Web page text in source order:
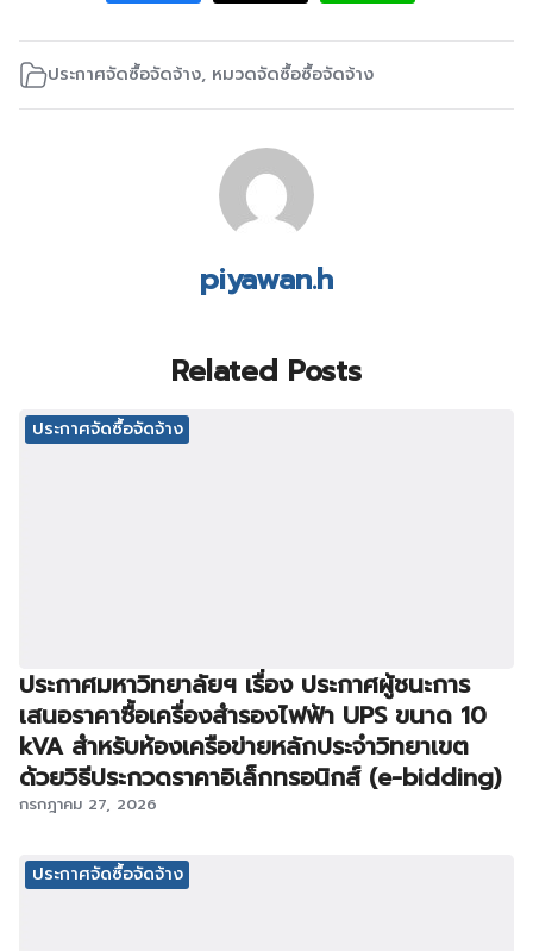
ประกาศจัดซื้อจัดจ้าง, หมวดจัดซื้อซื้อจัดจ้าง
piyawan.h
Related Posts
ประกาศจัดซื้อจัดจ้าง
ประกาศมหาวิทยาลัยฯ เรื่อง ประกาศผู้ชนะการ
เสนอราคาซื้อเครื่องสำรองไฟฟ้า UPS ขนาด 10
kVA สำหรับห้องเครือข่ายหลักประจำวิทยาเขต
ด้วยวิธีประกวดราคาอิเล็กทรอนิกส์ (e-bidding)
กรกฎาคม 27, 2026
ประกาศจัดซื้อจัดจ้าง